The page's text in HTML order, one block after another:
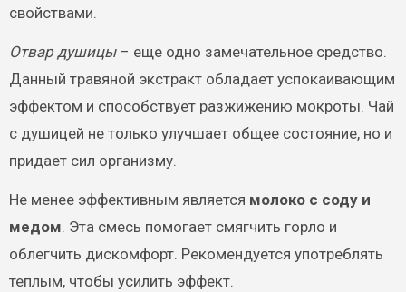
свойствами.
Отвар душицы– еще одно замечательное средство.
Данный травяной экстракт обладает успокаивающим
эффектом и способствует разжижению мокроты. Чай
с душицей не только улучшает общее состояние, но и
придает сил организму.
Не менее эффективным является молоко с соду и
медом. Эта смесь помогает смягчить горло и
облегчить дискомфорт. Рекомендуется употреблять
теплым, чтобы усилить эффект.